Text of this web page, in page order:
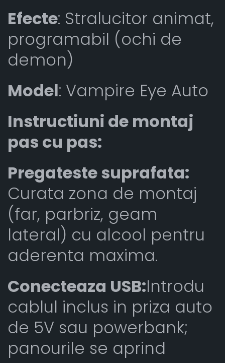
Efecte: Stralucitor animat,
programabil (ochi de
demon)
Model: Vampire Eye Auto
Instructiuni de montaj
pas cu pas:
Pregateste suprafata:
Curata zona de montaj
(far, parbriz, geam
lateral) cu alcool pentru
aderenta maxima.
Conecteaza USB:Introdu
cablul inclus in priza auto
de 5V sau powerbank;
panourile se aprind